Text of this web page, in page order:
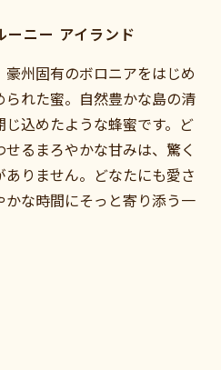
ニー アイランド
州固有のボロニアをはじめ
れた蜜。自然豊かな島の清
込めたような蜂蜜です。ど
るまろやかな甘みは、驚く
りません。どなたにも愛さ
な時間にそっと寄り添う一